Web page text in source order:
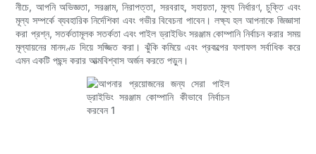
নীচে, আপনি অভিজ্ঞতা, সরঞ্জাম, নিরাপত্তা, সরবরাহ, সহায়তা, মূল্য নির্ধারণ, চুক্তি এবং
মূল্য সম্পর্কে ব্যবহারিক নির্দেশিকা এবং গভীর বিবেচনা পাবেন। লক্ষ্য হল আপনাকে জিজ্ঞাসা
করা প্রশ্ন, সতর্কতামূলক সতর্কতা এবং পাইল ড্রাইভিং সরঞ্জাম কোম্পানি নির্বাচন করার সময়
মূল্যায়নের মানদণ্ড দিয়ে সজ্জিত করা। ঝুঁকি কমিয়ে এবং প্রকল্পের ফলাফল সর্বাধিক করে
এমন একটি পছন্দ করার আত্মবিশ্বাস অর্জন করতে পড়ুন।